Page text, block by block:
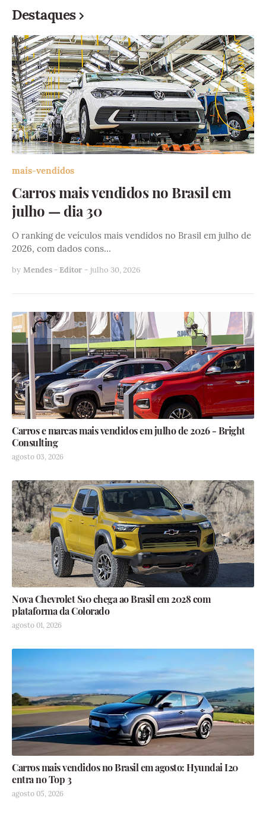
Destaques
mais-vendidos
Carros mais vendidos no Brasil em
julho — dia 30
O ranking de veículos mais vendidos no Brasil em julho de
2026, com dados cons…
by Mendes - Editor - julho 30, 2026
Carros e marcas mais vendidos em julho de 2026 - Bright
Consulting
agosto 03, 2026
Nova Chevrolet S10 chega ao Brasil em 2028 com
plataforma da Colorado
agosto 01, 2026
Carros mais vendidos no Brasil em agosto: Hyundai I20
entra no Top 3
agosto 05, 2026